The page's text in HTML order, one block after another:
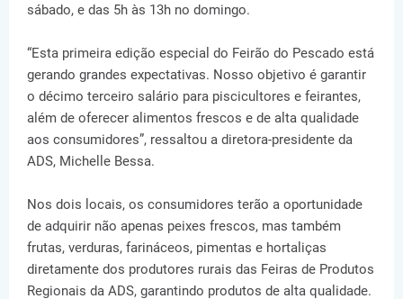
sábado, e das 5h às 13h no domingo.
“Esta primeira edição especial do Feirão do Pescado está
gerando grandes expectativas. Nosso objetivo é garantir
o décimo terceiro salário para piscicultores e feirantes,
além de oferecer alimentos frescos e de alta qualidade
aos consumidores”, ressaltou a diretora-presidente da
ADS, Michelle Bessa.
Nos dois locais, os consumidores terão a oportunidade
de adquirir não apenas peixes frescos, mas também
frutas, verduras, farináceos, pimentas e hortaliças
diretamente dos produtores rurais das Feiras de Produtos
Regionais da ADS, garantindo produtos de alta qualidade.